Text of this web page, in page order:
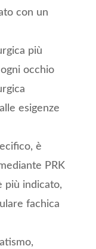
con un
più
occhio
esigenze
è
PRK
più indicato,
fachica